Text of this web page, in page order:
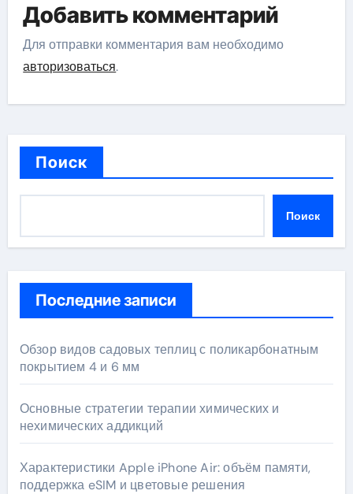
Добавить комментарий
Для отправки комментария вам необходимо
авторизоваться.
Поиск
Поиск
Последние записи
Обзор видов садовых теплиц с поликарбонатным
покрытием 4 и 6 мм
Основные стратегии терапии химических и
нехимических аддикций
Характеристики Apple iPhone Air: объём памяти,
поддержка eSIM и цветовые решения